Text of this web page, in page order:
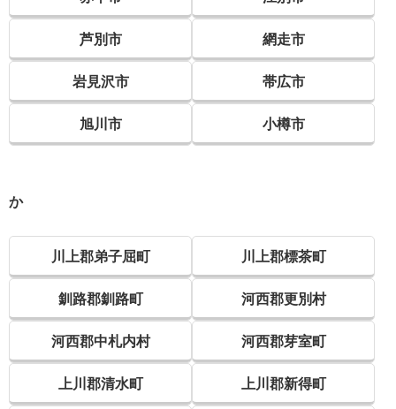
芦別市 網走市
岩見沢市 帯広市
旭川市 小樽市
か
川上郡弟子屈町 川上郡標茶町
釧路郡釧路町 河西郡更別村
河西郡中札内村 河西郡芽室町
上川郡清水町 上川郡新得町